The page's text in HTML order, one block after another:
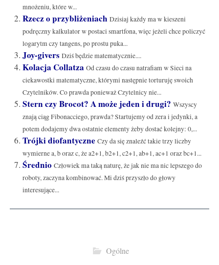
mnożeniu, które w...
Rzecz o przybliżeniach Dzisiaj każdy ma w kieszeni
podręczny kalkulator w postaci smartfona, więc jeżeli chce policzyć
logarytm czy tangens, po prostu puka...
Joy-givers Dziś będzie matematycznie....
Kolacja Collatza Od czasu do czasu natrafiam w Sieci na
ciekawostki matematyczne, którymi następnie torturuję swoich
Czytelników. Co prawda ponieważ Czytelnicy nie...
Stern czy Brocot? A może jeden i drugi? Wszyscy
znają ciąg Fibonacciego, prawda? Startujemy od zera i jedynki, a
potem dodajemy dwa ostatnie elementy żeby dostać kolejny: 0,...
Trójki diofantyczne Czy da się znaleźć takie trzy liczby
wymierne a, b oraz c, że a2+1, b2+1, c2+1, ab+1, ac+1 oraz bc+1...
Średnio Człowiek ma taką naturę, że jak nie ma nic lepszego do
roboty, zaczyna kombinować. Mi dziś przyszło do głowy
interesujące...
Ogólne